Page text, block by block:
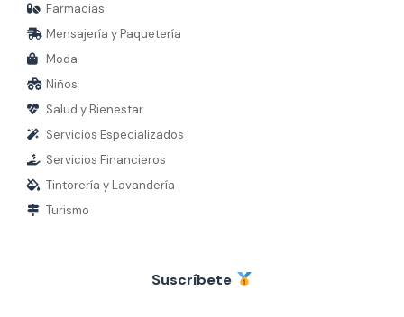
Farmacias
Mensajería y Paquetería
Moda
Niños
Salud y Bienestar
Servicios Especializados
Servicios Financieros
Tintorería y Lavandería
Turismo
Suscríbete